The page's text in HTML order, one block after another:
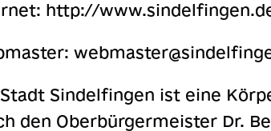
http://
Sindelfingen ist eine
den Oberbürgermeister Dr.